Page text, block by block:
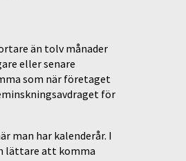
än tolv månader
eller senare
som när företaget
för
man har kalenderår. I
lättare att komma